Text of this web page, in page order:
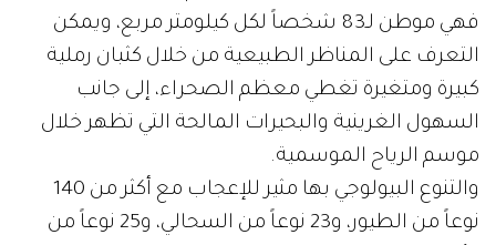
فهي موطن لـ83 شخصاً لكل كيلومتر مربع، ويمكن
التعرف على المناظر الطبيعية من خلال كثبان رملية
كبيرة ومتغيرة تغطي معظم الصحراء، إلى جانب
السهول الغرينية والبحيرات المالحة التي تظهر خلال
موسم الرياح الموسمية.
والتنوع البيولوجي بها مثير للإعجاب مع أكثر من 140
نوعاً من الطيور، و23 نوعاً من السحالي، و25 نوعاً من